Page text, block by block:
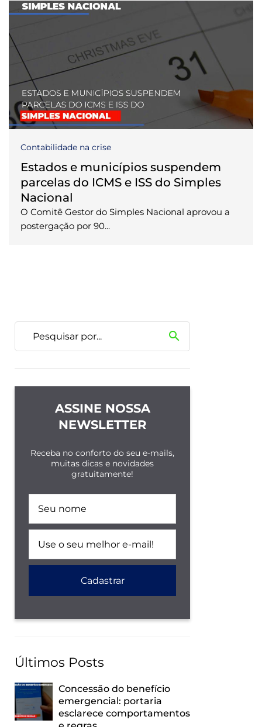
Contabilidade na crise
Estados e municípios suspendem
parcelas do ICMS e ISS do Simples
Nacional
O Comitê Gestor do Simples Nacional aprovou a
postergação por 90...
search
ASSINE NOSSA
NEWSLETTER
Receba no conforto do seu e-mails,
muitas dicas e novidades
gratuitamente!
Últimos Posts
Concessão do benefício
emergencial: portaria
esclarece comportamentos